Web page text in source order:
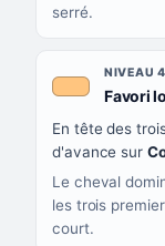
serré.
NIVEAU 4
Favori
En tête des
d'avance sur
Le cheval
les trois
court.